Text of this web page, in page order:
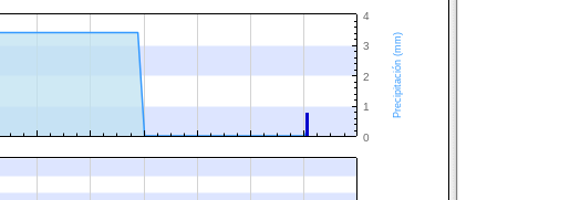
Precipitación (mm)
0
1
2
3
4